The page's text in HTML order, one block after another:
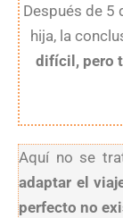
Después de 5
hija, la
difícil, pero
Aquí no se
adaptar el
perfecto no